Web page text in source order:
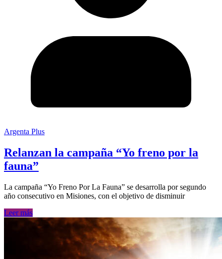
Argenta Plus
Relanzan la campaña “Yo freno por la
fauna”
La campaña “Yo Freno Por La Fauna” se desarrolla por segundo
año consecutivo en Misiones, con el objetivo de disminuir
Leer más